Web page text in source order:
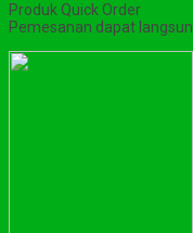
Produk Quick Order
Pemesanan dapat